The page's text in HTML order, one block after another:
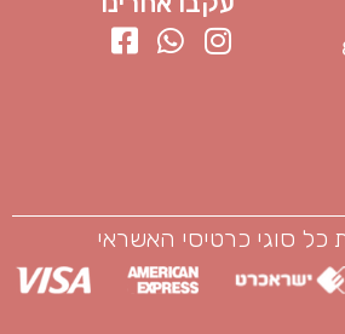
כל סוגי כרטיסי האשראי